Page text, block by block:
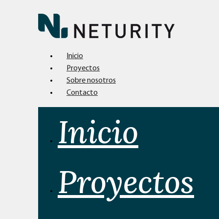
Inicio
Proyectos
Sobre nosotros
Contacto
Inicio
Proyectos